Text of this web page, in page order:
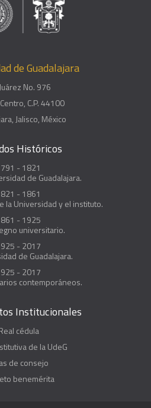
de Guadalajara
No. 976
C.P. 44100
Jalisco, México
Históricos
- 1821
de Guadalajara.
- 1861
la Universidad y el instituto.
- 1925
universitario.
- 2017
de Guadalajara.
- 2017
contemporáneos.
Institucionales
cédula
de la UdeG
de consejo
benemérita